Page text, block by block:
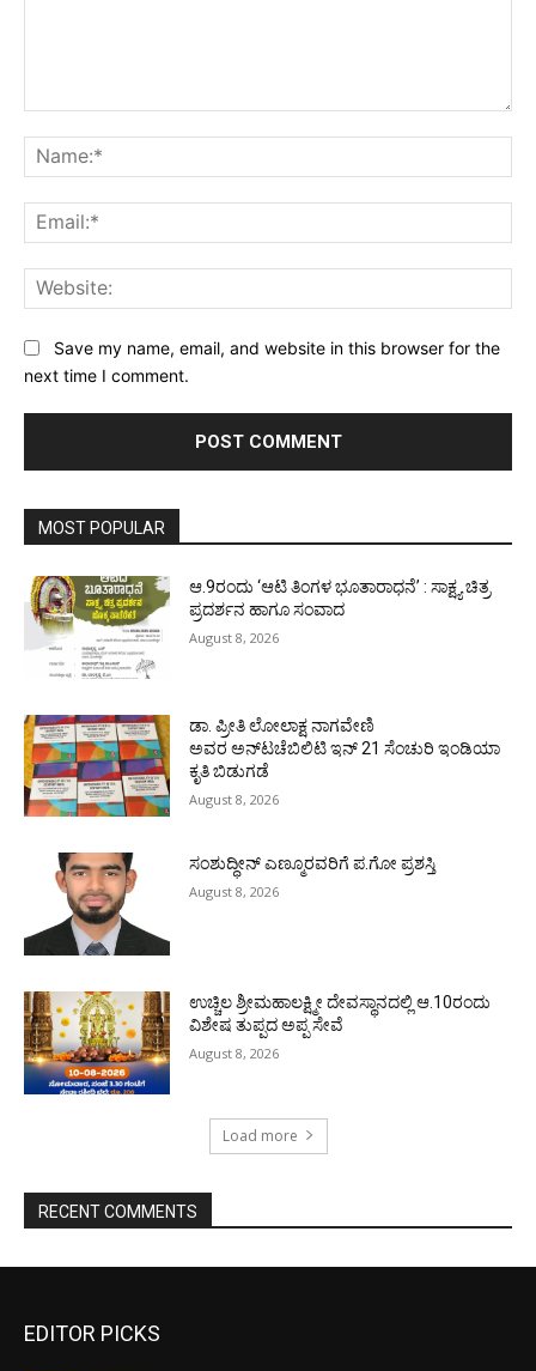
Save my name, email, and website in this browser for the
next time I comment.
MOST POPULAR
ಆ.9ರಂದು ‘ಆಟಿ ತಿಂಗಳ ಭೂತಾರಾಧನೆ’ : ಸಾಕ್ಷ್ಯ ಚಿತ್ರ
ಪ್ರದರ್ಶನ ಹಾಗೂ ಸಂವಾದ
August 8, 2026
ಡಾ. ಪ್ರೀತಿ ಲೋಲಾಕ್ಷ ನಾಗವೇಣಿ
ಅವರ ಅನ್‌ಟಚೆಬಿಲಿಟಿ ಇನ್ 21 ಸೆಂಚುರಿ ಇಂಡಿಯಾ
ಕೃತಿ ಬಿಡುಗಡೆ
August 8, 2026
ಸಂಶುದ್ಧೀನ್ ಎಣ್ಮೂರವರಿಗೆ ಪ.ಗೋ ಪ್ರಶಸ್ತಿ
August 8, 2026
ಉಚ್ಚಿಲ ಶ್ರೀಮಹಾಲಕ್ಷ್ಮೀ ದೇವಸ್ಥಾನದಲ್ಲಿ ಆ.10ರಂದು
ವಿಶೇಷ ತುಪ್ಪದ ಅಪ್ಪ ಸೇವೆ
August 8, 2026
Load more
RECENT COMMENTS
EDITOR PICKS